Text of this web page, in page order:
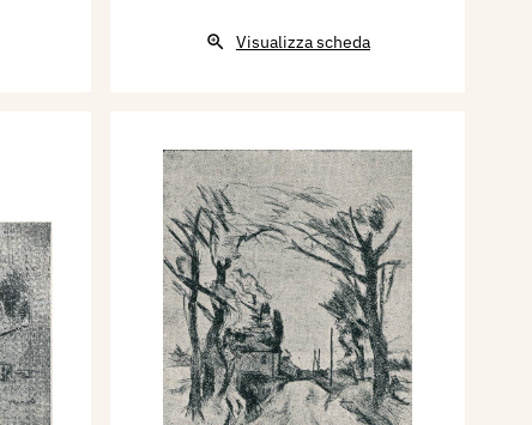
Visualizza scheda